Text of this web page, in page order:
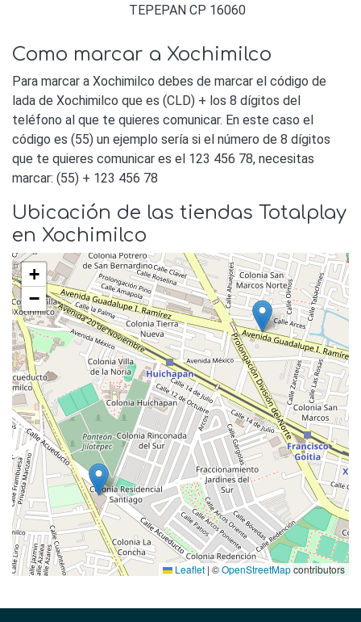
TEPEPAN CP 16060
Como marcar a Xochimilco
Para marcar a Xochimilco debes de marcar el código de
lada de Xochimilco que es (CLD) + los 8 dígitos del
teléfono al que te quieres comunicar. En este caso el
código es (55) un ejemplo sería si el número de 8 dígitos
que te quieres comunicar es el 123 456 78, necesitas
marcar: (55) + 123 456 78
Ubicación de las tiendas Totalplay
en Xochimilco
+
−
Leaflet | ©OpenStreetMapcontributors